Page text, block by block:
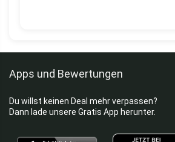
Apps und Bewertungen
Du willst keinen Deal mehr verpassen?
Dann lade unsere Gratis App herunter.